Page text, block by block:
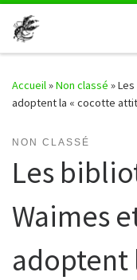
Passer au contenu
Accueil»Non classé »
adoptent la « cocotte
NON CLASSÉ
Les
Waimes
adoptent